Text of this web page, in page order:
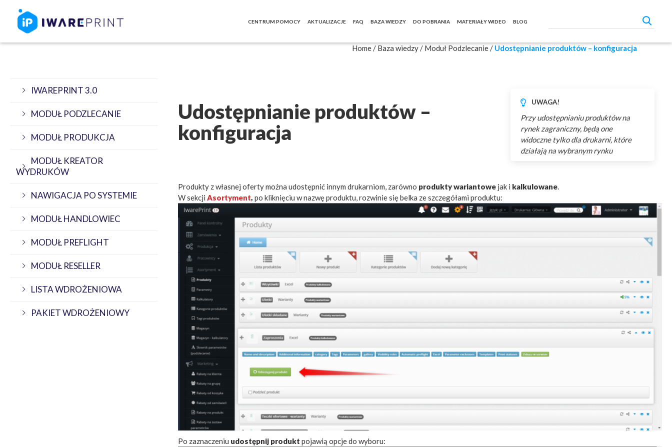
CENTRUM POMOCY AKTUALIZACJE FAQ BAZA WIEDZY DO POBRANIA MATERIAŁY WIDEO BLOG
IWAREPRINT 3.0
MODUŁ PODZLECANIE
MODUŁ PRODUKCJA
MODUŁ KREATOR
WYDRUKÓW
NAWIGACJA PO SYSTEMIE
MODUŁ HANDLOWIEC
MODUŁ PREFLIGHT
MODUŁ RESELLER
LISTA WDROŻENIOWA
PAKIET WDROŻENIOWY
Home/ Baza wiedzy/ Moduł Podzlecanie/ Udostępnianie produktów – konfiguracja
Udostępnianie produktów –
konfiguracja
UWAGA!
Przy udostępnianiu produktów na
rynek zagraniczny, będą one
widoczne tylko dla drukarni, które
działają na wybranym rynku
Produkty z własnej oferty można udostępnić innym drukarniom, zarówno produkty wariantowe jak i kalkulowane.
W sekcji Asortyment, po kliknięciu w nazwę produktu, rozwinie się belka ze szczegółami produktu:
Po zaznaczeniu udostępnij produkt pojawią opcje do wyboru: